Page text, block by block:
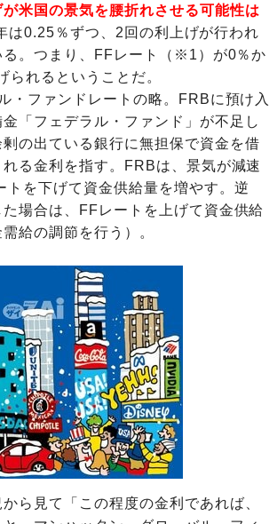
が米国の景気を腰折れさせる可能性は
は0.25％ずつ、2回の利上げが行われ
る。つまり、FFレート（※1）が0％か
られるということだ。
・ファンドレートの略。FRBに預け入
「フェデラル・ファンド」が不足し
の出ている銀行に無担保で資金を借
る金利を指す。FRBは、景気が減速
トを下げて資金供給量を増やす。逆
場合は、FFレートを上げて資金供給
給の調節を行う）。
ら見て「この程度の金利であれば、